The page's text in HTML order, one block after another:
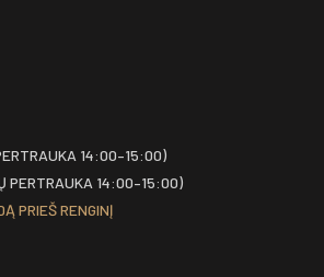
14:00–15:00)
PERTRAUKA 14:00–15:00)
PRIEŠ RENGINĮ